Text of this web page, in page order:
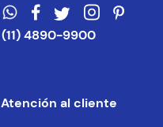
(11) 4890-9900
Atención al cliente